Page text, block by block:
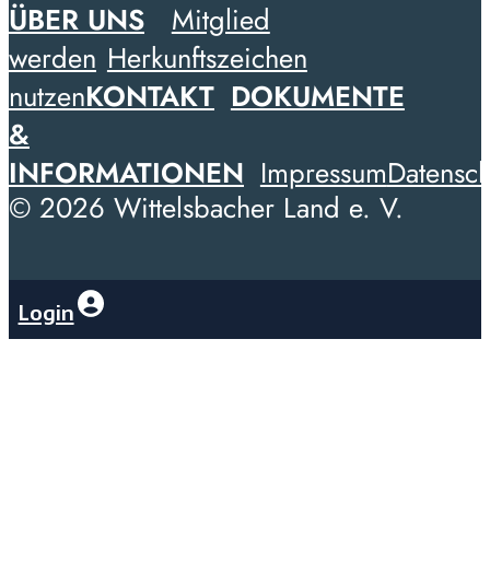
ÜBER UNS
Mitglied
werden Herkunftszeichen
nutzenKONTAKT DOKUMENTE
&
INFORMATIONEN Impressum
© 2026 Wittelsbacher Land e. V.
Login